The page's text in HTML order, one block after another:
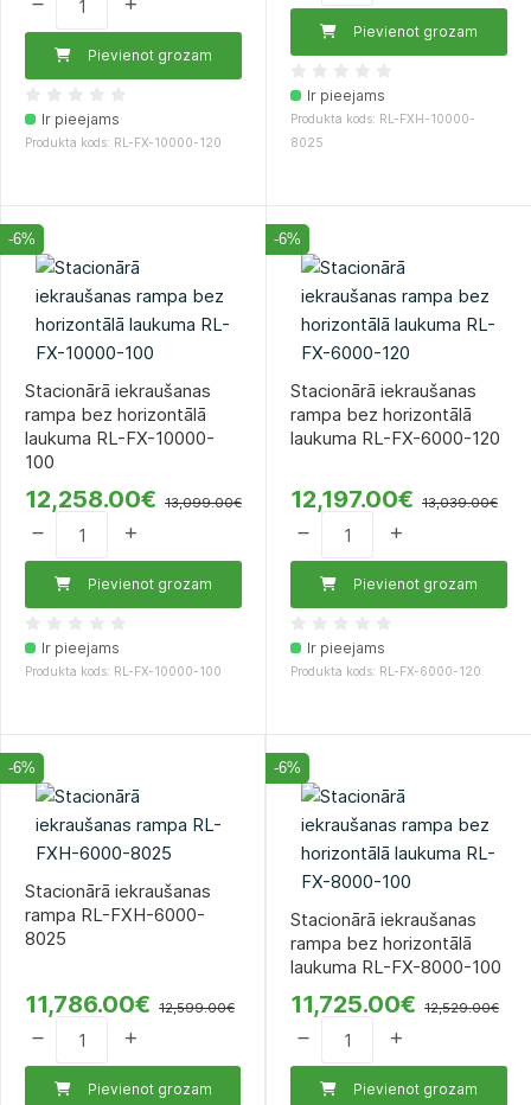
Pievienot grozam
Ir pieejams
Produkta kods: RL-FX-10000-120
Pievienot grozam
Ir pieejams
Produkta kods: RL-FXH-10000-
8025
-6%
Stacionārā iekraušanas
rampa bez horizontālā
laukuma RL-FX-10000-
100
12,258.00€ 13,099.00€
Pievienot grozam
Ir pieejams
Produkta kods: RL-FX-10000-100
-6%
Stacionārā iekraušanas
rampa bez horizontālā
laukuma RL-FX-6000-120
12,197.00€ 13,039.00€
Pievienot grozam
Ir pieejams
Produkta kods: RL-FX-6000-120
-6%
Stacionārā iekraušanas
rampa RL-FXH-6000-
8025
11,786.00€ 12,599.00€
Pievienot grozam
-6%
Stacionārā iekraušanas
rampa bez horizontālā
laukuma RL-FX-8000-100
11,725.00€ 12,529.00€
Pievienot grozam